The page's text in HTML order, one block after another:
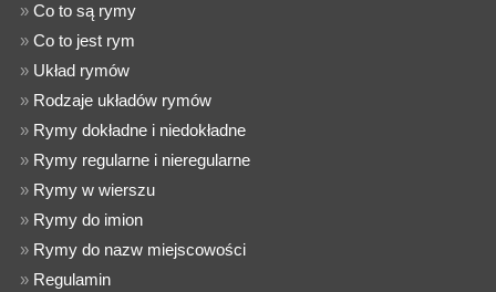
»Co to są rymy
»Co to jest rym
» Układ rymów
» Rodzaje układów rymów
» Rymy dokładne i niedokładne
» Rymy regularne i nieregularne
» Rymy w wierszu
» Rymy do imion
» Rymy do nazw miejscowości
» Regulamin